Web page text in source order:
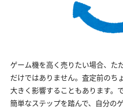
ゲーム機を高く売りたい場合、た
だけではありません。査定前のち
大きく影響することもあります。
簡単なステップを踏んで、自分の